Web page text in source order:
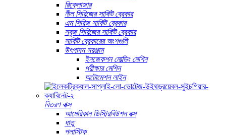
রিক্লোজার
নীল সিরিজের সার্কিট ব্রেকার
এম সিরিজ সার্কিট ব্রেকার
সবুজ সিরিজের সার্কিট ব্রেকার
সার্কিট ব্রেকারের অংশগুলি
উৎপাদন সরঞ্জাম
ইনজেকশন মোল্ডিং মেশিন
পরীক্ষার মেশিন
অটোমেশন লাইন
বিতরণ বাক্স
আমেরিকান ডিস্ট্রিবিউশন বক্স
ধাতু
প্লাস্টিক